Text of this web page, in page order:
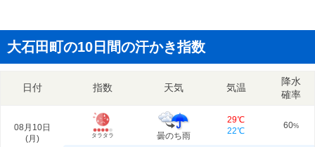
大石田町の10日間の汗かき指数
日付 指数 天気 気温
降水
確率
08月10日
(月 ) タラタラ 曇のち雨
29℃
22℃
60%